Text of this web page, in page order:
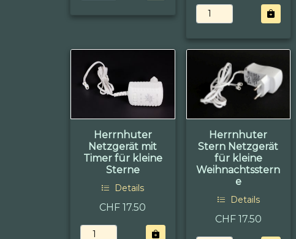
Herrnhuter
Netzgerät mit
Timer für kleine
Sterne
Details
CHF 17.50
Herrnhuter
Stern Netzgerät
für kleine
Weihnachtsstern
e
Details
CHF 17.50